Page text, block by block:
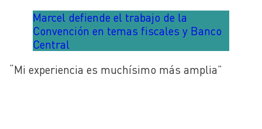
Marcel defiende el trabajo de la
Convención en temas fiscales y Banco
Central
“Mi experiencia es muchísimo más amplia”